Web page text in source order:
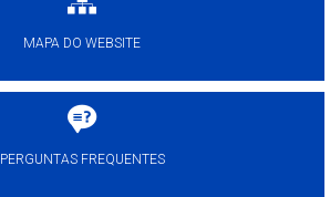
MAPA DO WEBSITE
PERGUNTAS FREQUENTES